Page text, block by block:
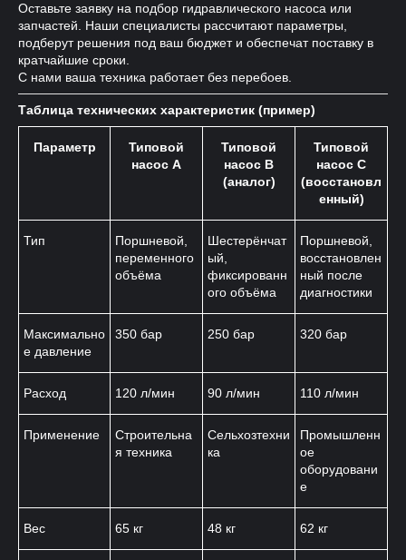
Оставьте заявку на подбор гидравлического насоса или
запчастей. Наши специалисты рассчитают параметры,
подберут решения под ваш бюджет и обеспечат поставку в
кратчайшие сроки.
С нами ваша техника работает без перебоев.
Таблица технических характеристик (пример)
Параметр
Типовой
насос A
Типовой
насос B
(аналог)
Типовой
насос C
(восстановл
енный)
Тип
Поршневой,
переменного
объёма
Шестерёнчат
ый,
фиксированн
ого объёма
Поршневой,
восстановлен
ный после
диагностики
Максимально
е давление
350 бар 250 бар 320 бар
Расход 120 л/мин 90 л/мин 110 л/мин
Применение
Строительна
я техника
Сельхозтехни
ка
Промышленн
ое
оборудовани
е
Вес 65 кг 48 кг 62 кг